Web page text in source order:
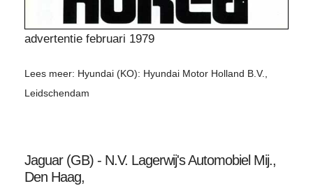
advertentie februari 1979
Lees meer: Hyundai (KO): Hyundai Motor Holland B.V.,
Leidschendam
Jaguar (GB) - N.V. Lagerwij's Automobiel Mij.,
Den Haag,